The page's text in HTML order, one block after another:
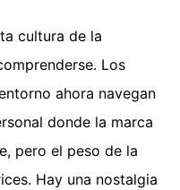
cultura de la
Los
ahora navegan
donde la marca
pero el peso de la
Hay una nostalgia